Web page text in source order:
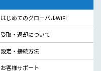
はじめてのグローバルWiFi
受取・返却について
設定・接続方法
お客様サポート